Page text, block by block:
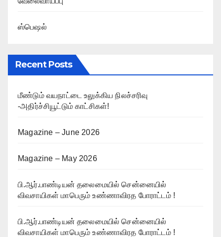
ஸ்பெஷல்
Recent Posts
மீண்டும் வயநாட்டை உலுக்கிய நிலச்சரிவு
-அதிர்ச்சியூட்டும் காட்சிகள்!
Magazine – June 2026
Magazine – May 2026
பி.ஆர்.பாண்டியன் தலைமையில் சென்னையில்
விவசாயிகள் மாபெரும் உண்ணாவிரத போராட்டம் !
பி.ஆர்.பாண்டியன் தலைமையில் சென்னையில்
விவசாயிகள் மாபெரும் உண்ணாவிரத போராட்டம் !